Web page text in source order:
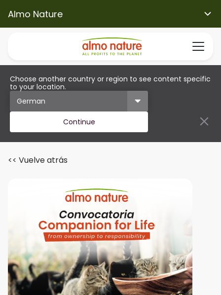
Almo Nature
Choose another country or region to see content specific
to your location.
Continue
<< Vuelve atrás